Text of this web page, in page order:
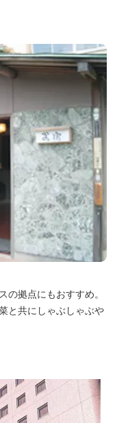
のスタイルに合わせて
の拠点にもおすすめ。
と共にしゃぶしゃぶや